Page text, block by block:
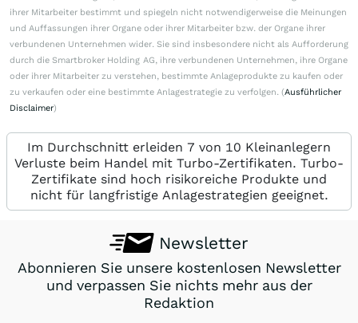
ihrer Mitarbeiter bestimmt und spiegeln nicht notwendigerweise die Meinungen
und Auffassungen ihrer Organe oder ihrer Mitarbeiter bzw. der Organe ihrer
verbundenen Unternehmen wider. Sie sind insbesondere nicht als Aufforderung
durch die Smartbroker Holding AG, ihre verbundenen Unternehmen, ihre Organe
oder ihrer Mitarbeiter zu verstehen, bestimmte Anlageprodukte zu kaufen oder
zu verkaufen oder eine bestimmte Anlagestrategie zu verfolgen. (Ausführlicher
Disclaimer)
Im Durchschnitt erleiden 7 von 10 Kleinanlegern
Verluste beim Handel mit Turbo-Zertifikaten. Turbo-
Zertifikate sind hoch risikoreiche Produkte und
nicht für langfristige Anlagestrategien geeignet.
Newsletter
Abonnieren Sie unsere kostenlosen Newsletter
und verpassen Sie nichts mehr aus der
Redaktion